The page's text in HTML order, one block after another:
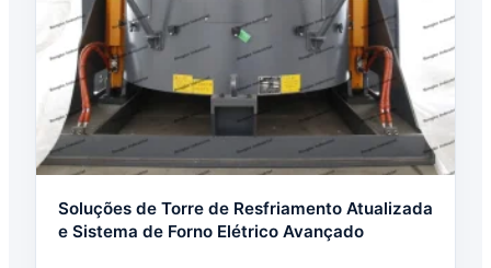
Soluções de Torre de Resfriamento Atualizada
e Sistema de Forno Elétrico Avançado